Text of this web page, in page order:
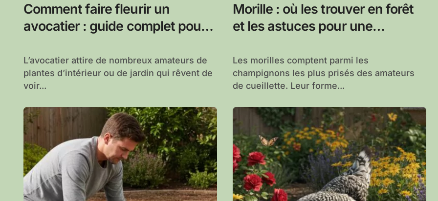
Comment faire fleurir un
avocatier : guide complet pour
L’avocatier attire de nombreux amateurs de
plantes d’intérieur ou de jardin qui rêvent de
voir...
Morille : où les trouver en forêt
et les astuces pour une
Les morilles comptent parmi les
champignons les plus prisés des amateurs
de cueillette. Leur forme...